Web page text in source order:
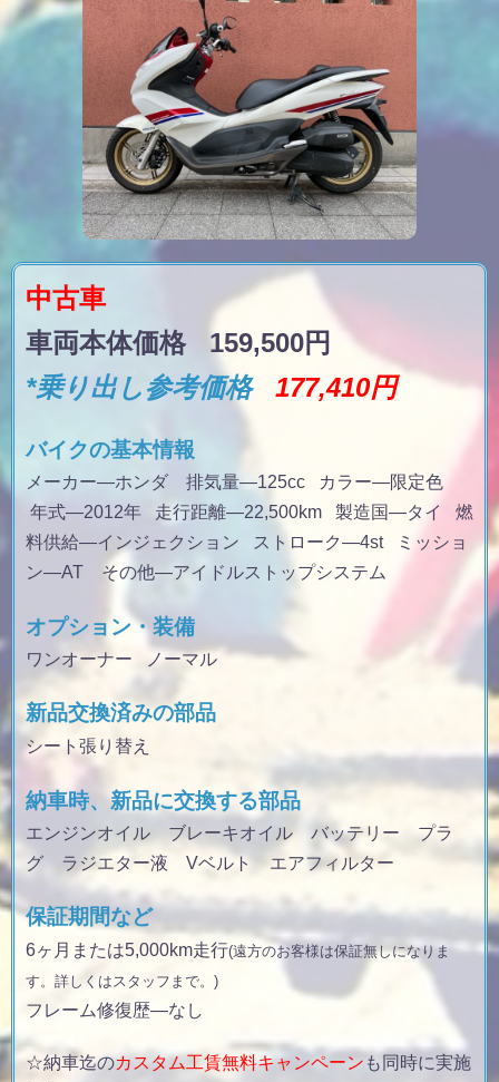
中古車
車両本体価格 159,500円
*乗り出し参考価格
177,410円
バイクの基本情報
メーカー—ホンダ 排気量—125cc カラー—限定色
年式—2012年 走行距離—22,500km 製造国—タイ
燃
料供給—インジェクション ストローク—4stミッショ
ン—AT その他—アイドルストップシステム
オプション・装備
ワンオーナー ノーマル
新品交換済みの部品
シート張り替え
納車時、新品に交換する部品
エンジンオイル ブレーキオイル バッテリー プラ
グ ラジエター液 Vベルト エアフィルター
保証期間など
6ヶ月または5,000km走行(遠方のお客様は保証無しになりま
す。詳しくはスタッフまで。)
フレーム修復歴—なし
☆納車迄のカスタム工賃無料キャンペーン も同時に実施